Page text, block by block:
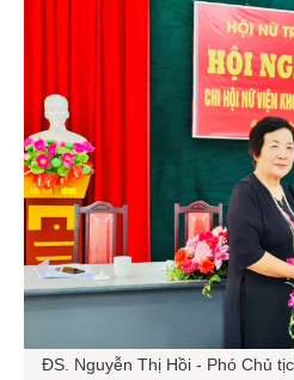
ĐS. Nguyễn Thị Hồi - Phó Chủ